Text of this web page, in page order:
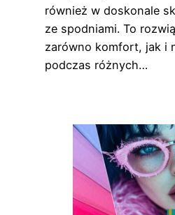
również w doskonale
ze spodniami. To
zarówno komfort, jak i
podczas różnych…